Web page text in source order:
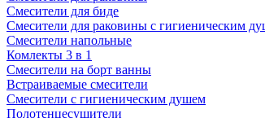
Смесители для биде
Смесители для раковины с гигиеническим
Смесители напольные
Комлекты 3 в 1
Смесители на борт ванны
Встраиваемые смесители
Смесители с гигиеническим душем
Полотенцесушители